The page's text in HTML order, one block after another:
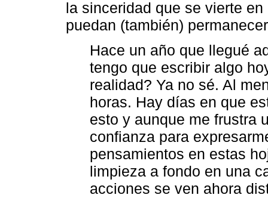
la sinceridad que se vierte
puedan (también)
Hace un año que llegué
tengo que escribir algo
realidad? Ya no sé. Al
horas. Hay días en que
esto y aunque me frustra
confianza para
pensamientos en estas
limpieza a fondo en una
acciones se ven ahora